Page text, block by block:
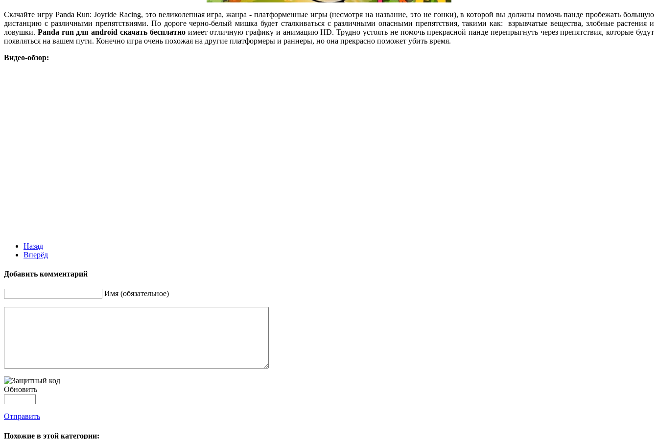
Скачайте игру Panda Run: Joyride Racing, это великолепная игра, жанра - платформенные игры (несмотря на название, это не гонки), в которой вы должны помочь панде пробежать большую
дистанцию с различными препятствиями. По дороге черно-белый мишка будет сталкиваться с различными опасными препятствия, такими как: взрывчатые вещества, злобные растения и
ловушки. Panda run для android скачать бесплатноимеет отличную графику и анимацию HD. Трудно устоять не помочь прекрасной панде перепрыгнуть через препятствия, которые будут
появляться на вашем пути. Конечно игра очень похожая на другие платформеры и раннеры, но она прекрасно поможет убить время.
Видео-обзор:
Назад
Вперёд
Добавить комментарий
Имя (обязательное)
Обновить
Отправить
Похожие в этой категории: